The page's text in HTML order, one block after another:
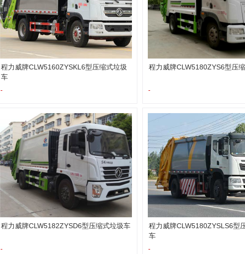
程力威牌CLW5160ZYSKL6型压缩式垃圾
车
-
程力威牌CLW5180ZYS6型压
-
程力威牌CLW5182ZYSD6型压缩式垃圾车
-
程力威牌CLW5180ZYSLS6型
车
-